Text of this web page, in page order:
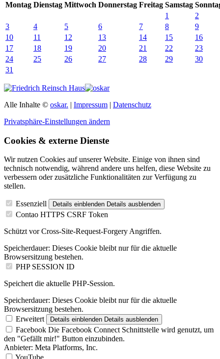
Montag Dienstag Mittwoch Donnerstag Freitag Samstag So
1
2
3
4 5 6 7 8
9
10
11 12 13 14 15
16
17
18 19 20 21 22
23
24
25 26 27 28 29
30
31
Alle Inhalte © oskar. | Impressum | Datenschutz
Privatsphäre-Einstellungen ändern
Cookies & externe Dienste
Wir nutzen Cookies auf unserer Website. Einige von ihnen sind
technisch notwendig, während andere uns helfen, diese Website zu
verbessern oder zusätzliche Funktionalitäten zur Verfügung zu
stellen.
Essenziell Details einblenden Details ausblenden
Contao HTTPS CSRF Token
Schützt vor Cross-Site-Request-Forgery Angriffen.
Speicherdauer: Dieses Cookie bleibt nur für die aktuelle
Browsersitzung bestehen.
PHP SESSION ID
Speichert die aktuelle PHP-Session.
Speicherdauer: Dieses Cookie bleibt nur für die aktuelle
Browsersitzung bestehen.
Erweitert
Details einblenden Details ausblenden
Facebook Die Facebook Connect Schnittstelle wird genutzt, um
den "Gefällt mir!" Button einzubinden.
Anbieter: Meta Platforms, Inc.